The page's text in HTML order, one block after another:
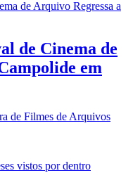
de Cinema de
em
de Filmes de Arquivos